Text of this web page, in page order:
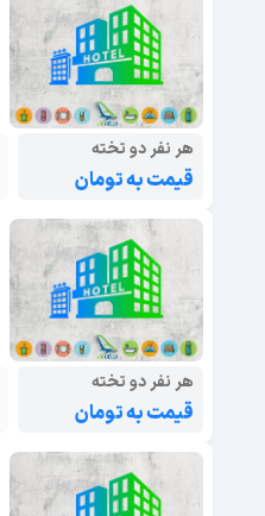
هر نفر دو تخته
قیمت به تومان
هر نفر دو تخته
قیمت به تومان